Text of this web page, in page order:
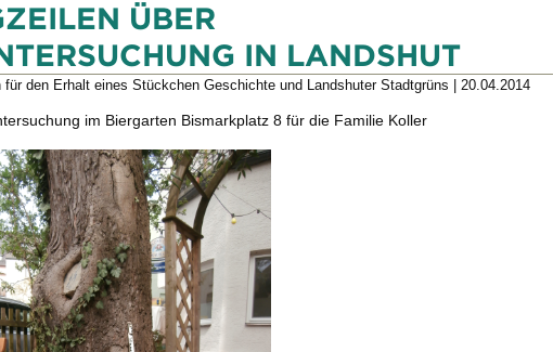
ÜBER
IN LANDSHUT
für den Erhalt eines Stückchen Geschichte und Landshuter Stadtgrüns 20.04.2014
im Biergarten Bismarkplatz 8 für die Familie Koller